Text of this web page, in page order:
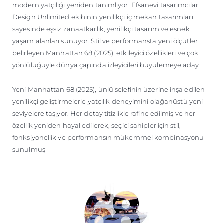
modern yatçılığı yeniden tanımlıyor. Efsanevi tasarımcılar
Design Unlimited ekibinin yenilikçi iç mekan tasarımları
sayesinde eşsiz zanaatkarlık, yenilikçi tasarım ve esnek
yaşam alanları sunuyor. Stil ve performansta yeni ölçütler
belirleyen Manhattan 68 (2025), etkileyici özellikleri ve çok
yönlülüğüyle dünya çapında izleyicileri büyülemeye aday.
Yeni Manhattan 68 (2025), ünlü selefinin üzerine inşa edilen
yenilikçi geliştirmelerle yatçılık deneyimini olağanüstü yeni
seviyelere taşıyor. Her detay titizlikle rafine edilmiş ve her
özellik yeniden hayal edilerek, seçici sahipler için stil,
fonksiyonellik ve performansın mükemmel kombinasyonu
sunulmuş